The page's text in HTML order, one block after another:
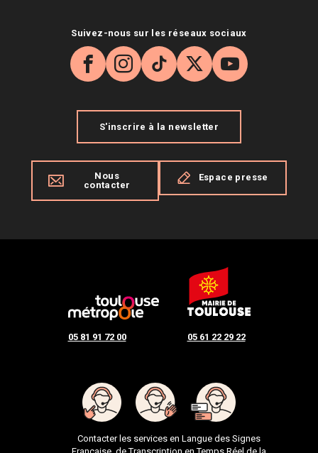
05 81 91 72 00 05 61 22 29 22
Contacter les services en Langue des Signes
Suivez-nous sur les réseaux sociaux
Facebook
Instagram
TikTok
X YouTube
S'inscrire à la newsletter
Nous
contacter
Espace presse